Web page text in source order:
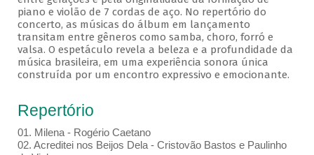
piano e violão de 7 cordas de aço. No repertório do
concerto, as músicas do álbum em lançamento
transitam entre gêneros como samba, choro, forró e
valsa. O espetáculo revela a beleza e a profundidade da
música brasileira, em uma experiência sonora única
construída por um encontro expressivo e emocionante.
Repertório
01. Milena - Rogério Caetano
02. Acreditei nos Beijos Dela - Cristovão Bastos e Paulinho